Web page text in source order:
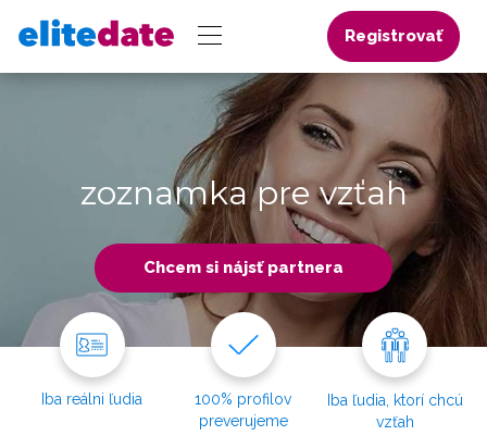
Registrovať
zoznamka pre vzťah
Chcem si nájsť partnera
Iba reálni ľudia
100% profilov
preverujeme
Iba ľudia, ktorí chcú
vzťah